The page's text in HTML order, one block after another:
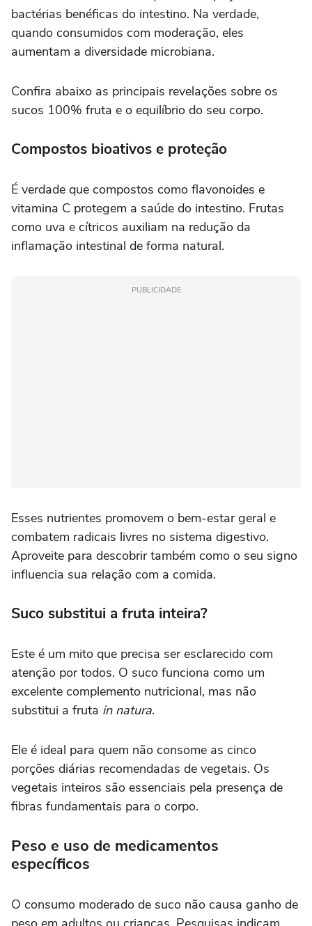
bactérias benéficas do intestino. Na verdade,
quando consumidos com moderação, eles
aumentam a diversidade microbiana.
Confira abaixo as principais revelações sobre os
sucos 100% fruta e o equilíbrio do seu corpo.
Compostos bioativos e proteção
É verdade que compostos como flavonoides e
vitamina C protegem a saúde do intestino. Frutas
como uva e cítricos auxiliam na redução da
inflamação intestinal de forma natural.
PUBLICIDADE
Esses nutrientes promovem o bem-estar geral e
combatem radicais livres no sistema digestivo.
Aproveite para descobrir também como o seu signo
influencia sua relação com a comida.
Suco substitui a fruta inteira?
Este é um mito que precisa ser esclarecido com
atenção por todos. O suco funciona como um
excelente complemento nutricional, mas não
substitui a fruta in natura.
Ele é ideal para quem não consome as cinco
porções diárias recomendadas de vegetais. Os
vegetais inteiros são essenciais pela presença de
fibras fundamentais para o corpo.
Peso e uso de medicamentos
específicos
O consumo moderado de suco não causa ganho de